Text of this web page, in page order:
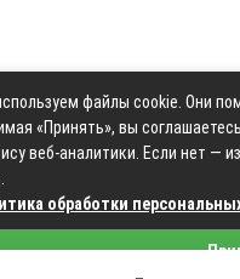
с редакцией
файлы cookie. Они
«Принять», вы
веб-аналитики. Если нет —
обработки